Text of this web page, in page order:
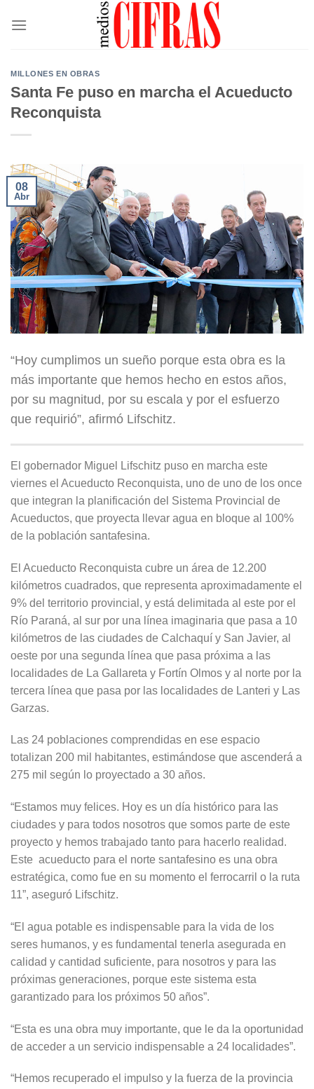
MILLONES EN OBRAS
Santa Fe puso en marcha el Acueducto
Reconquista
08
Abr
“Hoy cumplimos un sueño porque esta obra es la
más importante que hemos hecho en estos años,
por su magnitud, por su escala y por el esfuerzo
que requirió”, afirmó Lifschitz.
El gobernador Miguel Lifschitz puso en marcha este
viernes el Acueducto Reconquista, uno de uno de los once
que integran la planificación del Sistema Provincial de
Acueductos, que proyecta llevar agua en bloque al 100%
de la población santafesina.
El Acueducto Reconquista cubre un área de 12.200
kilómetros cuadrados, que representa aproximadamente el
9% del territorio provincial, y está delimitada al este por el
Río Paraná, al sur por una línea imaginaria que pasa a 10
kilómetros de las ciudades de Calchaquí y San Javier, al
oeste por una segunda línea que pasa próxima a las
localidades de La Gallareta y Fortín Olmos y al norte por la
tercera línea que pasa por las localidades de Lanteri y Las
Garzas.
Las 24 poblaciones comprendidas en ese espacio
totalizan 200 mil habitantes, estimándose que ascenderá a
275 mil según lo proyectado a 30 años.
“Estamos muy felices. Hoy es un día histórico para las
ciudades y para todos nosotros que somos parte de este
proyecto y hemos trabajado tanto para hacerlo realidad.
Este acueducto para el norte santafesino es una obra
estratégica, como fue en su momento el ferrocarril o la ruta
11”, aseguró Lifschitz.
“El agua potable es indispensable para la vida de los
seres humanos, y es fundamental tenerla asegurada en
calidad y cantidad suficiente, para nosotros y para las
próximas generaciones, porque este sistema esta
garantizado para los próximos 50 años”.
“Esta es una obra muy importante, que le da la oportunidad
de acceder a un servicio indispensable a 24 localidades”.
“Hemos recuperado el impulso y la fuerza de la provincia